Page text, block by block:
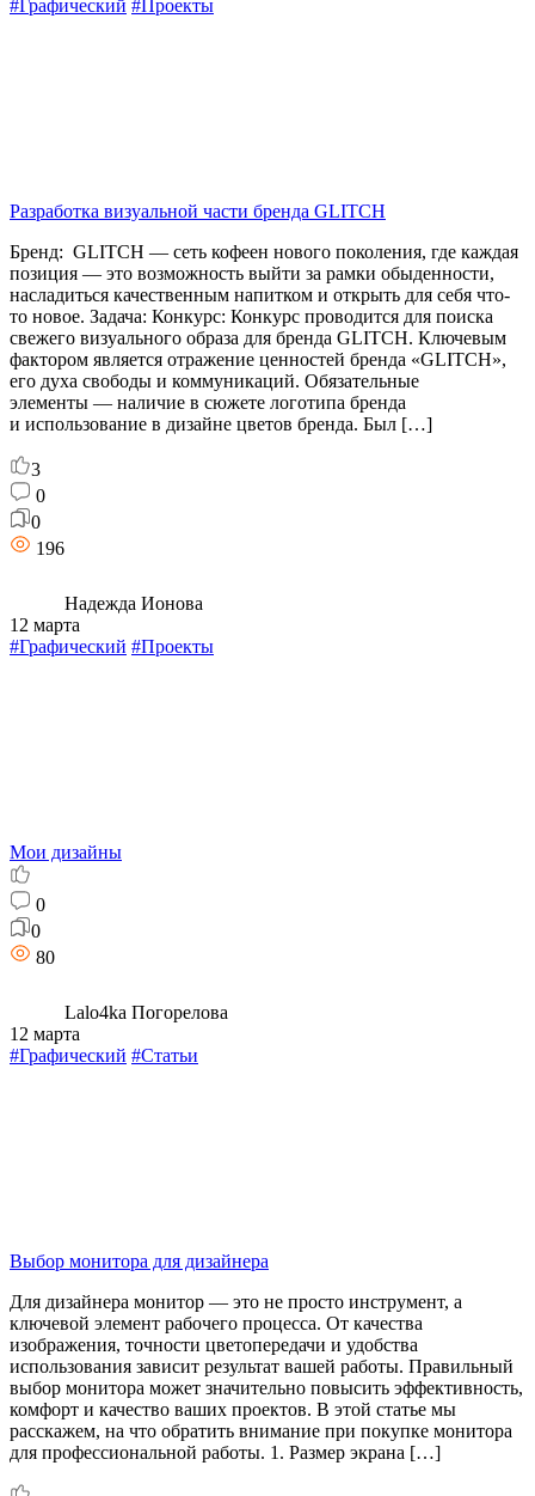
#Графический #Проекты
Разработка визуальной части бренда GLITCH
Бренд: GLITCH — сеть кофеен нового поколения, где каждая
позиция — это возможность выйти за рамки обыденности,
насладиться качественным напитком и открыть для себя что-
то новое. Задача: Конкурс: Конкурс проводится для поиска
свежего визуального образа для бренда GLITCH. Ключевым
фактором является отражение ценностей бренда «GLITCH»,
его духа свободы и коммуникаций. Обязательные
элементы — наличие в сюжете логотипа бренда
и использование в дизайне цветов бренда. Был […]
3
0
0
196
Надежда Ионова
12 марта
#Графический #Проекты
Мои дизайны
0
0
80
Lalo4ka Погорелова
12 марта
#Графический #Статьи
Выбор монитора для дизайнера
Для дизайнера монитор — это не просто инструмент, а
ключевой элемент рабочего процесса. От качества
изображения, точности цветопередачи и удобства
использования зависит результат вашей работы. Правильный
выбор монитора может значительно повысить эффективность,
комфорт и качество ваших проектов. В этой статье мы
расскажем, на что обратить внимание при покупке монитора
для профессиональной работы. 1. Размер экрана […]